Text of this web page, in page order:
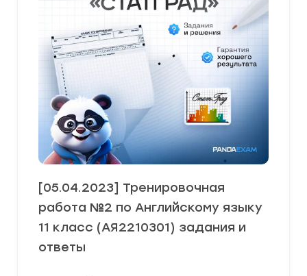
[05.04.2023] Тренировочная
работа №2 по Английскому языку
11 класс (АЯ2210301) задания и
ответы